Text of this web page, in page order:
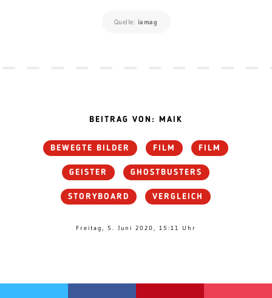
Quelle: iamag
BEITRAG VON: MAIK
BEWEGTE BILDER FILM FILM
GEISTER GHOSTBUSTERS
STORYBOARD VERGLEICH
Freitag, 5. Juni 2020, 15:11 Uhr